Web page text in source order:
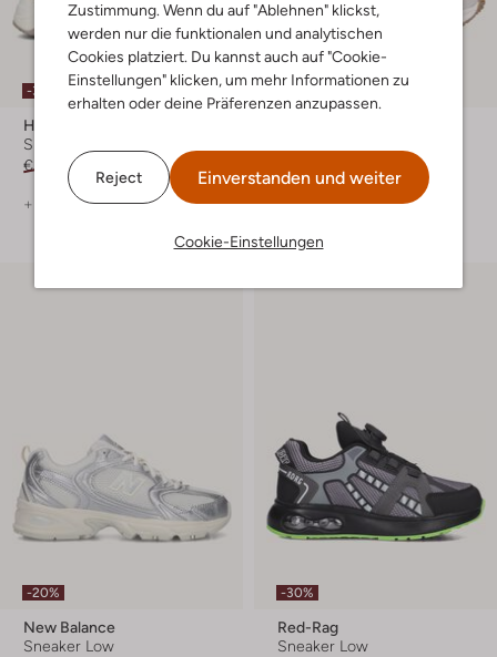
Zustimmung. Wenn du auf "Ablehnen" klickst,
werden nur die funktionalen und analytischen
Cookies platziert. Du kannst auch auf "Cookie-
Einstellungen" klicken, um mehr Informationen zu
erhalten oder deine Präferenzen anzupassen.
Reject Einverstanden und weiter
Cookie-Einstellungen
-30%
Hub
Sneaker Low
€ 129,99
+ mehr farben
-20%
New Balance
Sneaker Low
-30%
Red-Rag
Sneaker Low